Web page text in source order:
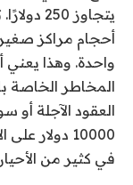
يتجاوز
واحدة. وهذا
المخاطر الخاصة
العقود الآجلة أو
10000
في كثير من